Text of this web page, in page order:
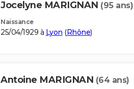
Jocelyne MARIGNAN (95 ans)
Naissance
25/04/1929 à Lyon (Rhône)
Antoine MARIGNAN (64 ans)